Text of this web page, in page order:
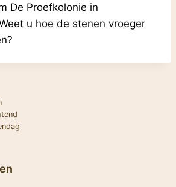
De Proefkolonie in
u hoe de stenen vroeger